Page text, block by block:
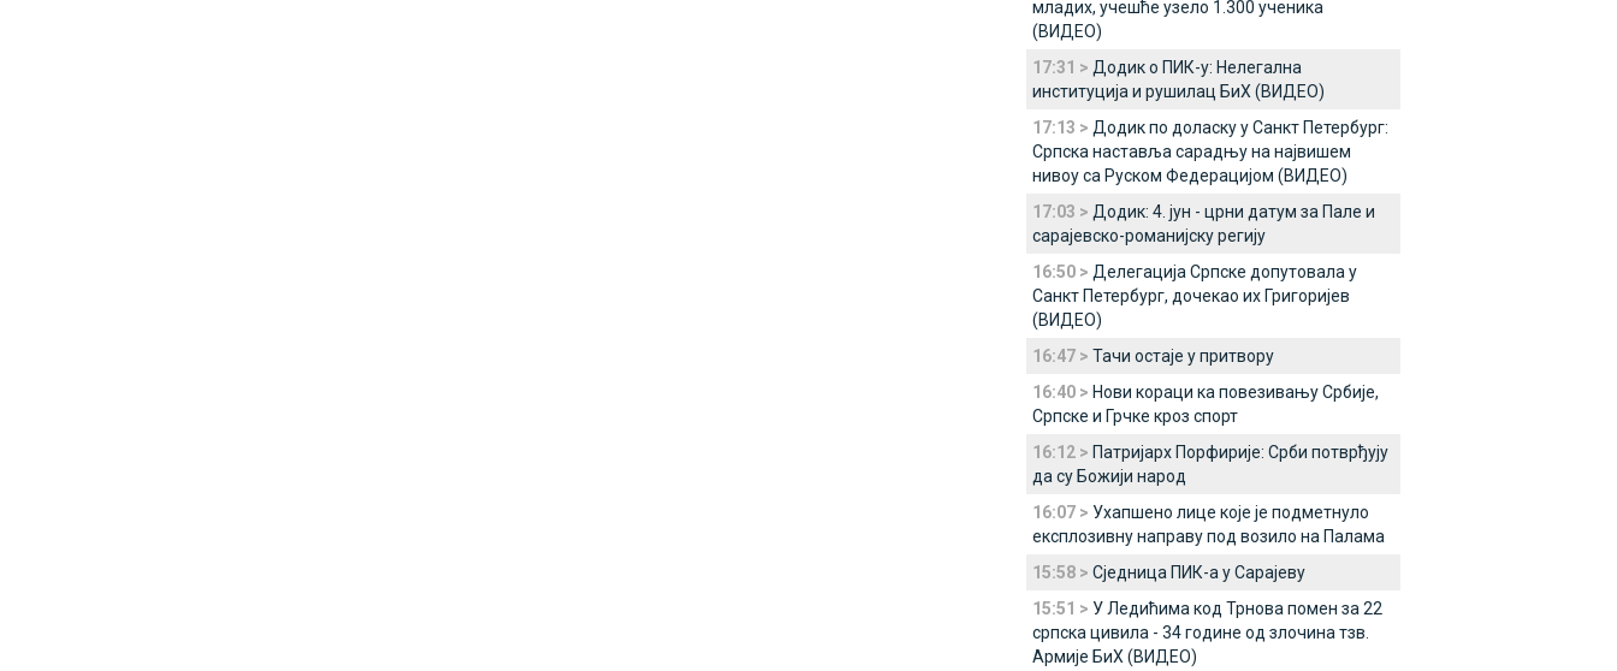
младих, учешће узело 1.300 ученика
(ВИДЕО)
17:31 > Додик о ПИК-у: Нелегална
институција и рушилац БиХ (ВИДЕО)
17:13 > Додик по доласку у Санкт Петербург:
Српска наставља сарадњу на највишем
нивоу са Руском Федерацијом (ВИДЕО)
17:03 > Додик: 4. јун - црни датум за Пале и
сарајевско-романијску регију
16:50 > Делегација Српске допутовала у
Санкт Петербург, дочекао их Григоријев
(ВИДЕО)
16:47 > Тачи остаје у притвору
16:40 > Нови кораци ка повезивању Србије,
Српске и Грчке кроз спорт
16:12 > Патријарх Порфирије: Срби потврђују
да су Божији народ
16:07 > Ухапшено лице које је подметнуло
експлозивну направу под возило на Палама
15:58 > Сједница ПИК-а у Сарајеву
15:51 > У Ледићима код Трнова помен за 22
српска цивила - 34 године од злочина тзв.
Армије БиХ (ВИДЕО)